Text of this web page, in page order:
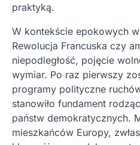
praktyką.
W kontekście epokowych
Rewolucja Francuska czy
niepodległość, pojęcie
wymiar. Po raz pierwszy
programy polityczne
stanowiło fundament
państw demokratycznych.
mieszkańców Europy,